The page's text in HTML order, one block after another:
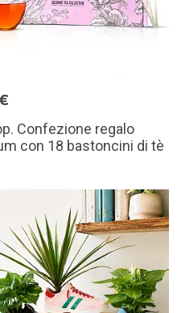
Confezione regalo
con 18 bastoncini di tè